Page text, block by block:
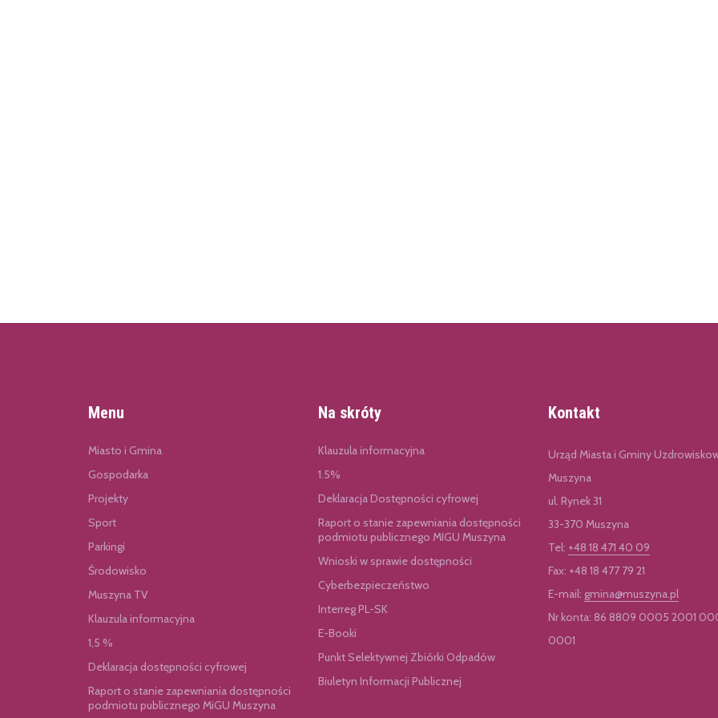
Menu
Miasto i Gmina
Gospodarka
Projekty
Sport
Parkingi
Środowisko
Muszyna TV
Klauzula informacyjna
1,5 %
Deklaracja dostępności cyfrowej
Raport o stanie zapewniania dostępności
podmiotu publicznego MiGU Muszyna
Na skróty
Klauzula informacyjna
1.5%
Deklaracja Dostępności cyfrowej
Raport o stanie zapewniania dostępności
podmiotu publicznego MIGU Muszyna
Wnioski w sprawie dostępności
Cyberbezpieczeństwo
Interreg PL-SK
E-Booki
Punkt Selektywnej Zbiórki Odpadów
Biuletyn Informacji Publicznej
Kontakt
Urząd Miasta i Gminy
Muszyna
ul. Rynek 31
33-370 Muszyna
Tel: +48 18 471 40 09
Fax: +48 18 477 79 21
E-mail: gmina@muszyna.pl
Nr konta: 86 8809 0005 2001
0001